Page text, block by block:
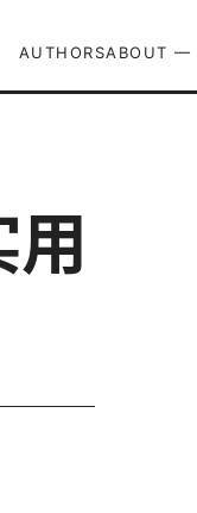
AUTHORSABOUT —